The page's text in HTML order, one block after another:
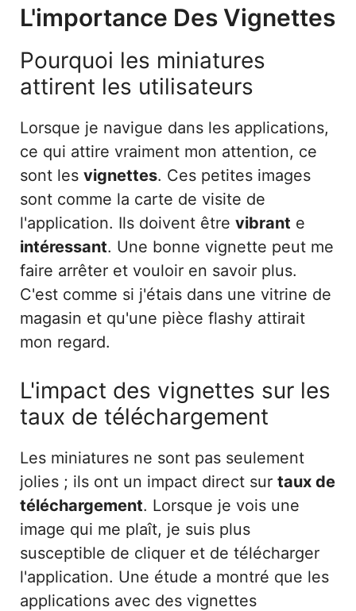
L'importance Des Vignettes
Pourquoi les miniatures
attirent les utilisateurs
Lorsque je navigue dans les applications,
ce qui attire vraiment mon attention, ce
sont les vignettes. Ces petites images
sont comme la carte de visite de
l'application. Ils doivent être vibrant e
intéressant. Une bonne vignette peut me
faire arrêter et vouloir en savoir plus.
C'est comme si j'étais dans une vitrine de
magasin et qu'une pièce flashy attirait
mon regard.
L'impact des vignettes sur les
taux de téléchargement
Les miniatures ne sont pas seulement
jolies ; ils ont un impact direct sur taux de
téléchargement. Lorsque je vois une
image qui me plaît, je suis plus
susceptible de cliquer et de télécharger
l'application. Une étude a montré que les
applications avec des vignettes